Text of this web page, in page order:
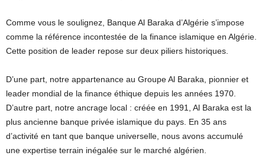
Comme vous le soulignez, Banque Al Baraka d’Algérie s’impose
comme la référence incontestée de la finance islamique en Algérie.
Cette position de leader repose sur deux piliers historiques.
D’une part, notre appartenance au Groupe Al Baraka, pionnier et
leader mondial de la finance éthique depuis les années 1970.
D’autre part, notre ancrage local : créée en 1991, Al Baraka est la
plus ancienne banque privée islamique du pays. En 35 ans
d’activité en tant que banque universelle, nous avons accumulé
une expertise terrain inégalée sur le marché algérien.